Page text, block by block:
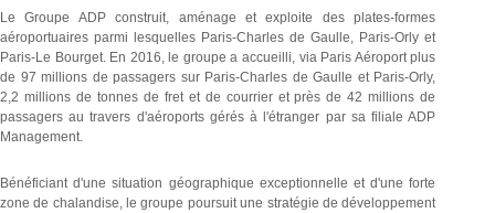
Le Groupe ADP construit, aménage et exploite des plates-formes
aéroportuaires parmi lesquelles Paris-Charles de Gaulle, Paris-Orly et
Paris-Le Bourget. En 2016, le groupe a accueilli, via Paris Aéroport plus
de 97 millions de passagers sur Paris-Charles de Gaulle et Paris-Orly,
2,2 millions de tonnes de fret et de courrier et près de 42 millions de
passagers au travers d'aéroports gérés à l'étranger par sa filiale ADP
Management.
Bénéficiant d'une situation géographique exceptionnelle et d'une forte
zone de chalandise, le groupe poursuit une stratégie de développement